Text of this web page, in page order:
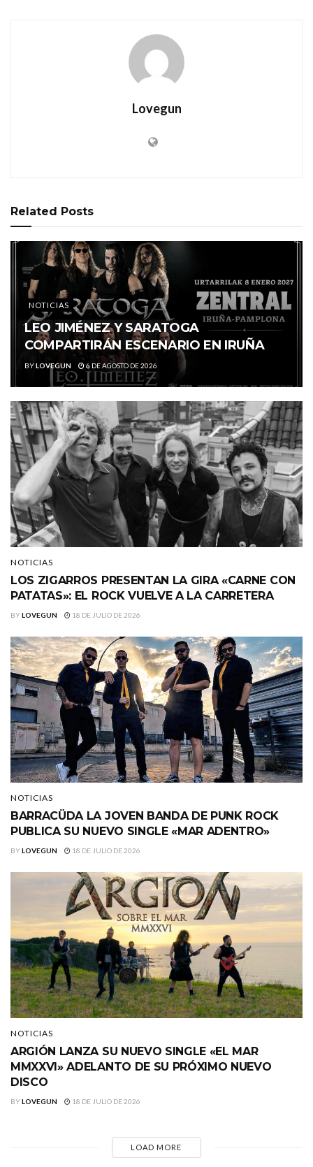
Lovegun
Related Posts
NOTICIAS
LEO JIMÉNEZ Y SARATOGA
COMPARTIRÁN ESCENARIO EN IRUÑA
BYLOVEGUN 6 DE AGOSTO DE 2026
NOTICIAS
LOS ZIGARROS PRESENTAN LA GIRA «CARNE CON
PATATAS»: EL ROCK VUELVE A LA CARRETERA
BYLOVEGUN 18 DE JULIO DE 2026
NOTICIAS
BARRACÜDA LA JOVEN BANDA DE PUNK ROCK
PUBLICA SU NUEVO SINGLE «MAR ADENTRO»
BYLOVEGUN 18 DE JULIO DE 2026
NOTICIAS
ARGIÓN LANZA SU NUEVO SINGLE «EL MAR
MMXXVI» ADELANTO DE SU PRÓXIMO NUEVO
DISCO
BYLOVEGUN 18 DE JULIO DE 2026
LOAD MORE